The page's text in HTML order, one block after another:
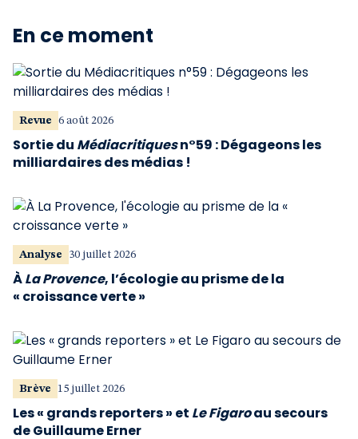
En ce moment
Revue 6 août 2026
Sortie du Médiacritiquesn°59 : Dégageons les
milliardaires des médias !
Analyse 30 juillet 2026
ÀLa Provence, l’écologie au prisme de la
« croissance verte »
Brève 15 juillet 2026
Les « grands reporters » et Le Figaroau secours
de Guillaume Erner